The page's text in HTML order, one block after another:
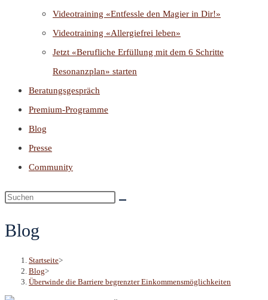
Videotraining «Entfessle den Magier in Dir!»
Videotraining «Allergiefrei leben»
Jetzt «Berufliche Erfüllung mit dem 6 Schritte
Resonanzplan» starten
Beratungsgespräch
Premium-Programme
Blog
Presse
Community
Blog
Startseite>
Blog>
Überwinde die Barriere begrenzter Einkommensmöglichkeiten